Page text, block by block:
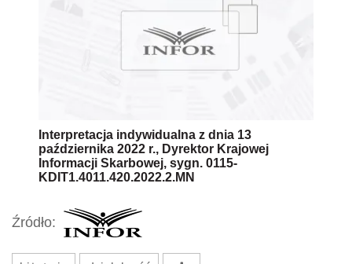
Interpretacja indywidualna z dnia 13
października 2022 r., Dyrektor Krajowej
Informacji Skarbowej, sygn. 0115-
KDIT1.4011.420.2022.2.MN
Źródło: